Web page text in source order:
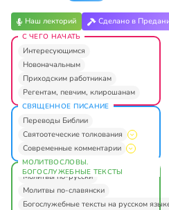
Наш лекторий Сделано в
С ЧЕГО НАЧАТЬ
Интересующимся
Новоначальным
Приходским работникам
Регентам, певчим, клирошанам
СВЯЩЕННОЕ ПИСАНИЕ
Переводы Библии
Святоотеческие толкования
Современные комментарии
МОЛИТВОСЛОВЫ.
БОГОСЛУЖЕБНЫЕ ТЕКСТЫ
Молитвы по-русски
Молитвы по-славянски
Богослужебные тексты на русском